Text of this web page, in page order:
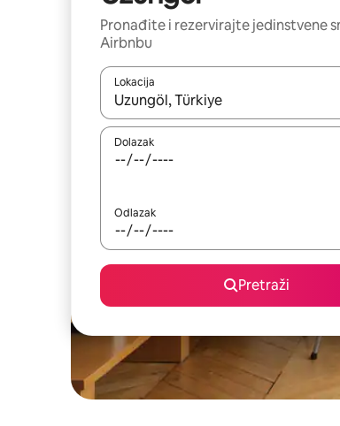
Pronađite i rezervirajte jedinstvene
Airbnbu
Lokacija
Kada budu dostupni rezultati, moći
Dolazak
Odlazak
Pretraži